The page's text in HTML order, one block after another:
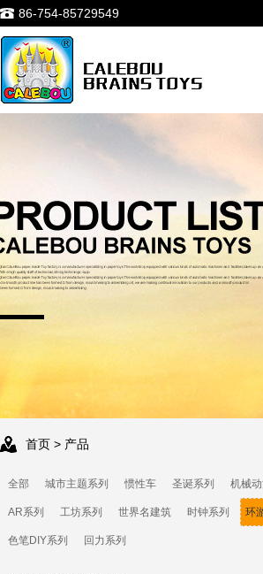
86-754-85729549
首页 > 产品
全部 城市主题系列 惯性车 圣诞系列 机械
AR系列 工坊系列 世界名建筑 时钟系列 环
色笔DIY系列 回力系列